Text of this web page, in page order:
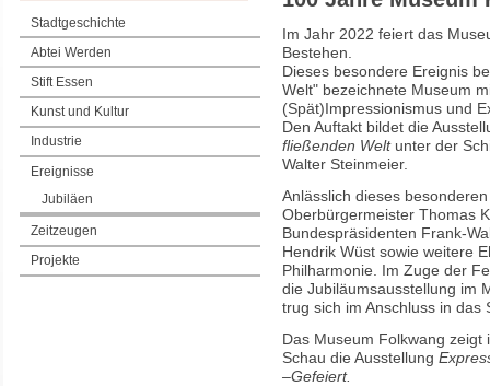
Stadtgeschichte
Abtei Werden
Stift Essen
Kunst und Kultur
Industrie
Ereignisse
Jubiläen
Zeitzeugen
Projekte
Im Jahr 2022 feiert das
Bestehen.
Dieses besondere Ereignis
Welt" bezeichnete Museum
(Spät)Impressionismus und
Den Auftakt bildet die
fließenden Weltunter der
Walter Steinmeier.
Anlässlich dieses
Oberbürgermeister Thomas
Bundespräsidenten Frank-
Hendrik Wüst sowie weitere
Philharmonie. Im Zuge der
die Jubiläumsausstellung im
trug sich im Anschluss in das
Das Museum Folkwang
Schau die Ausstellung
–Gefeiert.